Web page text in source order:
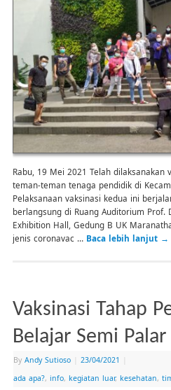
Rabu, 19 Mei 2021 Telah dilaksanakan
teman-teman tenaga pendidik di
Pelaksanaan vaksinasi kedua ini
berlangsung di Ruang Auditorium Prof.
Exhibition Hall, Gedung B UK
jenis coronavac … Baca lebih lanjut →
Vaksinasi Tahap
Belajar Semi Palar
By Andy Sutioso 23/04/2021
ada apa?, info, kegiatan luar, kesehatan,